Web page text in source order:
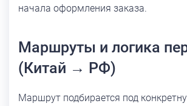
начала оформления заказа.
Маршруты и логика
(Китай → РФ)
Маршрут подбирается под